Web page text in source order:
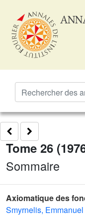
Tome 26
Sommaire
Axiomatique des
Smyrnelis, Emmanuel